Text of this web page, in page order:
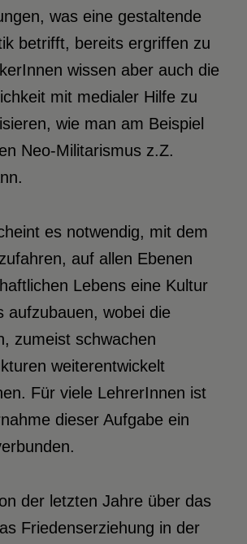
was eine gestaltende
betrifft, bereits ergriffen zu
wissen aber auch die
mit medialer Hilfe zu
wie man am Beispiel
Neo-Militarismus z.Z.
es notwendig, mit dem
auf allen Ebenen
Lebens eine Kultur
aufzubauen, wobei die
zumeist schwachen
weiterentwickelt
Für viele LehrerInnen ist
dieser Aufgabe ein
der letzten Jahre über das
Friedenserziehung in der